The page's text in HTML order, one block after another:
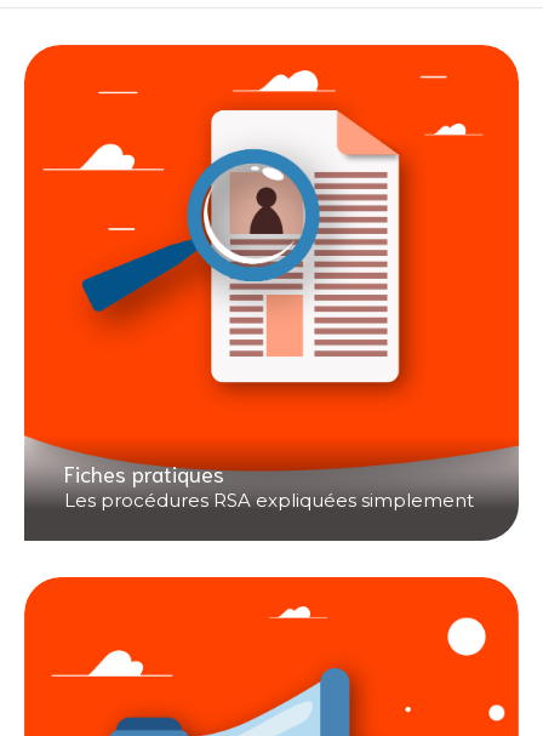
Fiches pratiques
Les procédures RSA expliquées simplement